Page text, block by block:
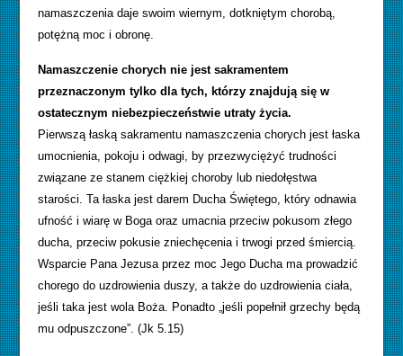
namaszczenia daje swoim wiernym, dotkniętym chorobą,
potężną moc i obronę.
Namaszczenie chorych nie jest sakramentem
przeznaczonym tylko dla tych, którzy znajdują się w
ostatecznym niebezpieczeństwie utraty życia.
Pierwszą łaską sakramentu namaszczenia chorych jest łaska
umocnienia, pokoju i odwagi, by przezwyciężyć trudności
związane ze stanem ciężkiej choroby lub niedołęstwa
starości. Ta łaska jest darem Ducha Świętego, który odnawia
ufność i wiarę w Boga oraz umacnia przeciw pokusom złego
ducha, przeciw pokusie zniechęcenia i trwogi przed śmiercią.
Wsparcie Pana Jezusa przez moc Jego Ducha ma prowadzić
chorego do uzdrowienia duszy, a także do uzdrowienia ciała,
jeśli taka jest wola Boża. Ponadto „jeśli popełnił grzechy będą
mu odpuszczone”. (Jk 5.15)